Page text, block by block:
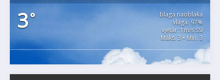
3°
blaga naoblaka
vlaga: 97%
vjetar: 1m/s SSI
Maks. 3 • Min. 3